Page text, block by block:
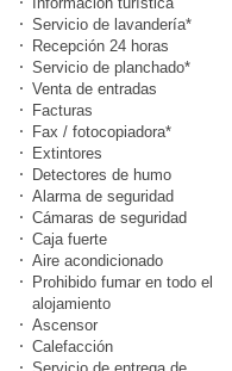
Servicio de lavandería*
Recepción 24 horas
Servicio de planchado*
Venta de entradas
Facturas
Fax / fotocopiadora*
Extintores
Detectores de humo
Alarma de seguridad
Cámaras de seguridad
Caja fuerte
Aire acondicionado
Prohibido fumar en todo el
alojamiento
Ascensor
Calefacción